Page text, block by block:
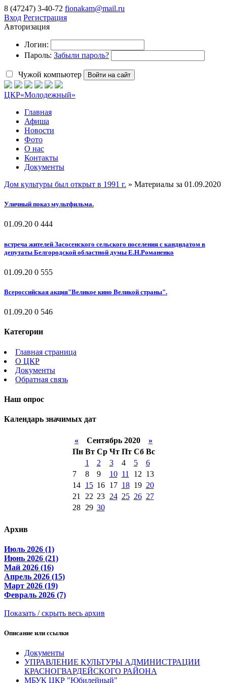
8 (47247) 3-40-72 fionakam@mail.ru
Вход Регистрация
Авторизация
Логин:
Пароль: Забыли пароль?
Чужой компьютер Войти на сайт
ЦКР«Молодежный»
Главная
Афиша
Новости
Фото
О нас
Контакты
Документы
Дом культуры был открыт в 1991 г. » Материалы за 01.09.2020
Уличный показ мультфильма.
01.09.20 0 444
встреча жителей Засосенского сельского поселения с кандидатом в
депутаты Белгородской областной думы Е.Н.Романенко
01.09.20 0 555
Всероссийская акция"Великое кино Великой страны".
01.09.20 0 546
Категории
Главная страница
О ЦКР
Документы
Обратная связь
Наш опрос
Календарь значимых дат
« Сентябрь 2020 »
Пн Вт Ср Чт Пт Сб Вс
1
2 3 4 5
6
7
8 9 10 11 12 13
14
15 16 17 18 19 20
21
22 23 24 25 26 27
28
29 30
Архив
Июль 2026 (1)
Июнь 2026 (21)
Май 2026 (16)
Апрель 2026 (15)
Март 2026 (19)
Февраль 2026 (7)
Показать / скрыть весь архив
Описание или ссылки
Документы
УПРАВЛЕНИЕ КУЛЬТУРЫ АДМИНИСТРАЦИИ
КРАСНОГВАРДЕЙСКОГО РАЙОНА
МБУК ЦКР "Юбилейный"